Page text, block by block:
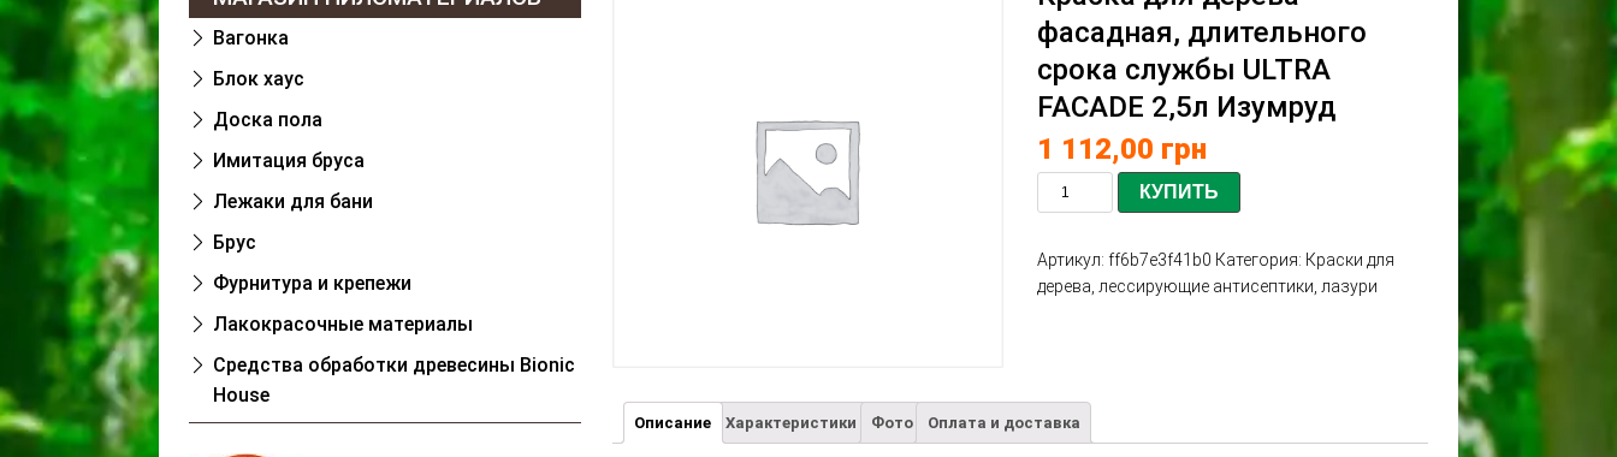
фасадная, длительного
срока службы ULTRA
FACADE 2,5л Изумруд
1 112,00 грн
КУПИТЬ
Артикул: ff6b7e3f41b0 Категория: Краски для
дерева, лессирующие антисептики, лазури
Описание Характеристики Фото Оплата и доставка
Вагонка
Блок хаус
Доска пола
Имитация бруса
Лежаки для бани
Брус
Фурнитура и крепежи
Лакокрасочные материалы
Cредства обработки древесины Bionic
House